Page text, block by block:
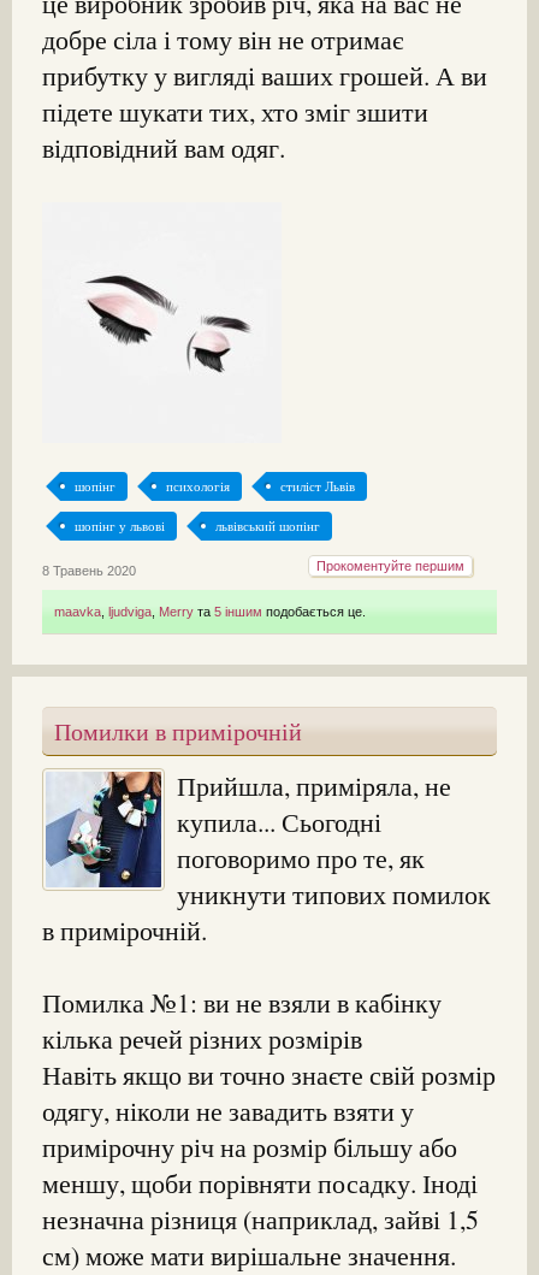
добре сіла і тому він не отримає
прибутку у вигляді ваших грошей. А ви
підете шукати тих, хто зміг зшити
відповідний вам одяг.
шопінг психологія стиліст Львів
шопінг у львові львівський шопінг
Прокоментуйте першим
8 Травень 2020
maavka ljudviga Merry та 5 іншим подобається це.
Помилки в примірочній
Прийшла, приміряла, не
купила... Сьогодні
поговоримо про те, як
уникнути типових помилок
в примірочній.
Помилка №1: ви не взяли в кабінку
кілька речей різних розмірів
Навіть якщо ви точно знаєте свій розмір
одягу, ніколи не завадить взяти у
примірочну річ на розмір більшу або
меншу, щоби порівняти посадку. Іноді
незначна різниця (наприклад, зайві 1,5
см) може мати вирішальне значення.